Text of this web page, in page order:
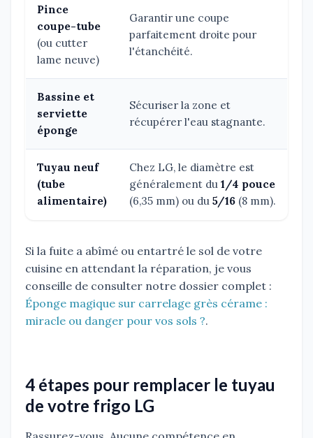
Pince
coupe-tube
(ou cutter
lame neuve)
Garantir une coupe
parfaitement droite pour
l'étanchéité.
Bassine et
serviette
éponge
Sécuriser la zone et
récupérer l'eau stagnante.
Tuyau neuf
(tube
alimentaire)
Chez LG, le diamètre est
généralement du 1/4 pouce
(6,35 mm) ou du 5/16 (8 mm).
Si la fuite a abîmé ou entartré le sol de votre
cuisine en attendant la réparation, je vous
conseille de consulter notre dossier complet :
Éponge magique sur carrelage grès cérame :
miracle ou danger pour vos sols ?.
4 étapes pour remplacer le tuyau
de votre frigo LG